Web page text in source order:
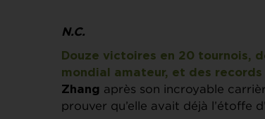
N.C.
Douze victoires en 20 tournois,
mondial amateur, et des records
Zhang après son incroyable
prouver qu’elle avait déjà l’étoffe